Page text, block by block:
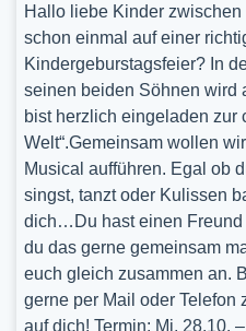
Hallo liebe Kinder zwischen
schon einmal auf einer
Kindergeburstagsfeier? In
seinen beiden Söhnen wird
bist herzlich eingeladen zur
Welt“.Gemeinsam wollen
Musical aufführen. Egal ob
singst, tanzt oder Kulissen
dich…Du hast einen Freund
du das gerne gemeinsam
euch gleich zusammen an.
gerne per Mail oder Telefon
auf dich! Termin: Mi, 28.10.